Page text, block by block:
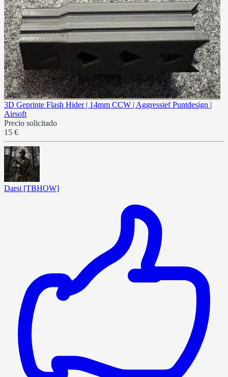
3D Geprinte Flash Hider | 14mm CCW | Aggressief Puntdesign |
Airsoft
Precio solicitado
15 €
Darsi [TBHOW]